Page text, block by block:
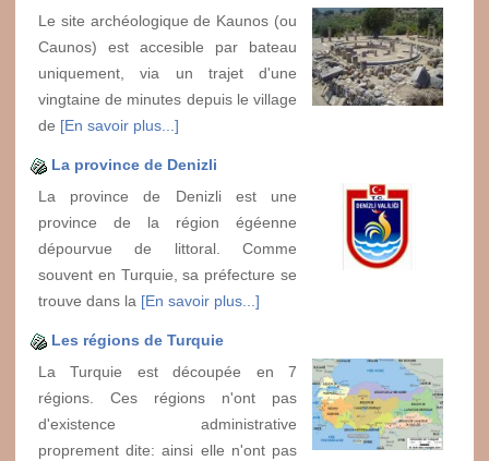
Le site archéologique de Kaunos (ou
Caunos) est accesible par bateau
uniquement, via un trajet d'une
vingtaine de minutes depuis le village
de [En savoir plus...]
La province de Denizli
La province de Denizli est une
province de la région égéenne
dépourvue de littoral. Comme
souvent en Turquie, sa préfecture se
trouve dans la [En savoir plus...]
Les régions de Turquie
La Turquie est découpée en 7
régions. Ces régions n'ont pas
d'existence administrative
proprement dite: ainsi elle n'ont pas